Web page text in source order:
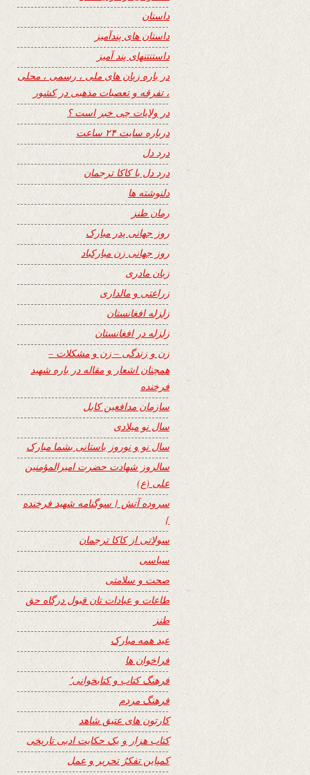
داستان
داستان های پندآمیز
داستنتنهای پند آمیز
در باره زبان های ملی ، رسمی ، محلی
، تفرقه و تعصبات مذهبی در کشور
در ولایات چی خبر است ؟
درباره سایت ۲۴ ساعت
درد دل
درد دل با کاکا ترجمان
دلنوشته ها
رمان طنز
روز جهانی پدر مبارک
روز جهانی زن مبارکباد
زبان مادری
زراعتی و مالداری
زلزله افغانستان
زلزله در افغانستان
زن و زندگی – زن و مشکلات –
همچنان اشعار و مقاله در باره شهید
فرخنده
سازمان مدافعین کابل
سال نو میلادی
سال نو و نوروز باستانی بشما مبارک
سالروز شهادت حضرت امیرالمؤمنین
علی (ع)
سروده آتش { سوگنامه شهید فرخنده
}
سولاتی از کاکا ترجمان
سیاسی
صحت و سلامتی
طاعات و عبادات تان قبول درگاه حق
طنز
عید همه مبارک
فراخوان ها
فرهنگ کتاب و کتابخوانی٬
فرهنگ مردم
کارتون های عتیق شاهد
کتاب هزار و یک حکایت ادبی تاریخی
کمپاین تفکرُ تحریر و عمل